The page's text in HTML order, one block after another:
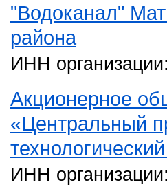
"Водоканал"
района
ИНН
Акционерное
«Центральный
ИНН